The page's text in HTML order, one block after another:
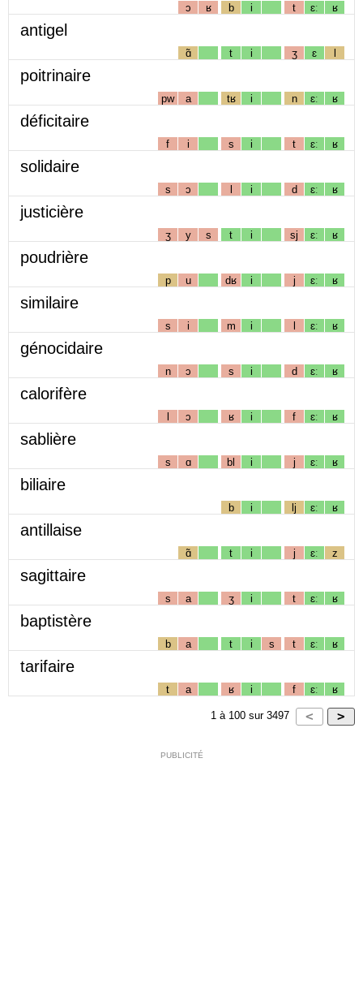
ɔ ʁ b i t ɛː ʁ
antigel
ɑ̃ t i ʒ ɛ l
poitrinaire
pw a tʁ i n ɛː ʁ
déficitaire
f i s i t ɛː ʁ
solidaire
s ɔ l i d ɛː ʁ
justicière
ʒ y s t i sj ɛː ʁ
poudrière
p u dʁ i j ɛː ʁ
similaire
s i m i l ɛː ʁ
génocidaire
n ɔ s i d ɛː ʁ
calorifère
l ɔ ʁ i f ɛː ʁ
sablière
s ɑ bl i j ɛː ʁ
biliaire
b i lj ɛː ʁ
antillaise
ɑ̃ t i j ɛː z
sagittaire
s a ʒ i t ɛː ʁ
baptistère
b a t i s t ɛː ʁ
tarifaire
t a ʁ i f ɛː ʁ
1 à 100 sur 3497
PUBLICITÉ